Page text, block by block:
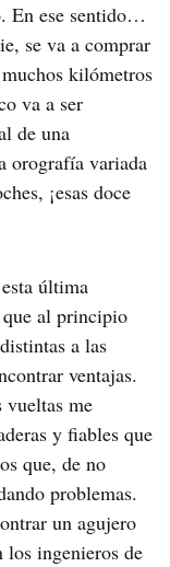
En ese sentido…
se va a comprar
kilómetros
va a ser
de una
orografía variada
¡esas doce
última
que al principio
a las
ventajas.
vueltas me
y fiables que
que, de no
problemas.
un agujero
los ingenieros de